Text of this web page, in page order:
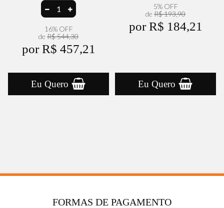
16% OFF
de R$ 544,30
por R$ 457,21
Eu Quero
5% OFF
de R$ 193,90
por R$ 184,21
Eu Quero
FORMAS DE PAGAMENTO